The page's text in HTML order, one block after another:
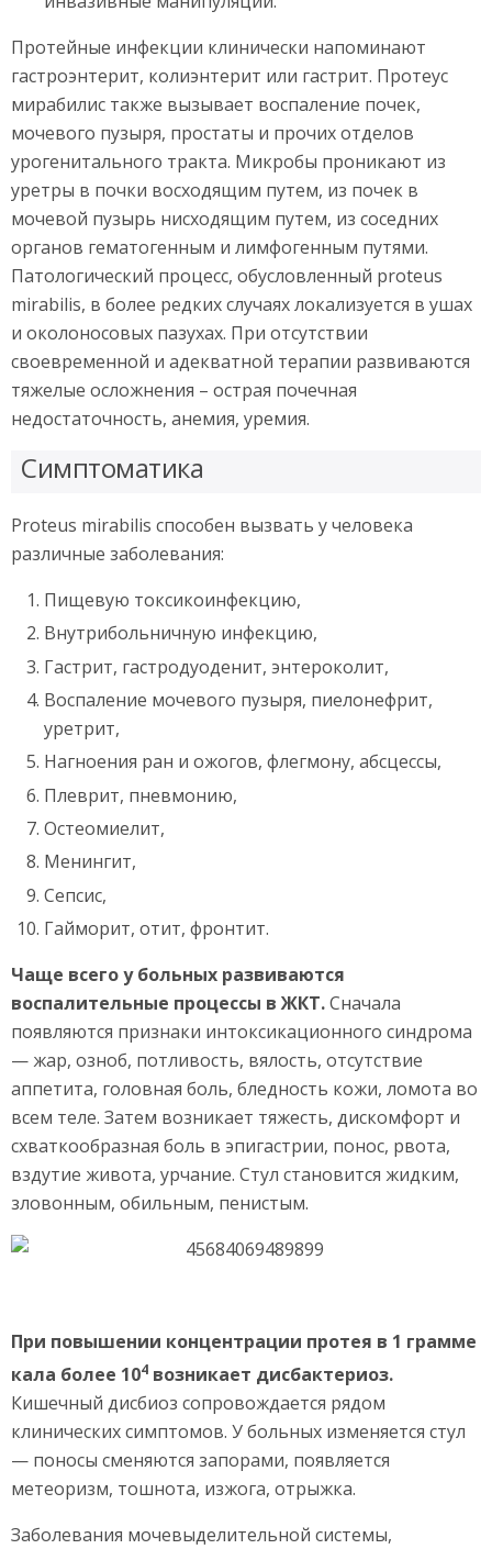
Протейные инфекции клинически напоминают
гастроэнтерит, колиэнтерит или гастрит. Протеус
мирабилис также вызывает воспаление почек,
мочевого пузыря, простаты и прочих отделов
урогенитального тракта. Микробы проникают из
уретры в почки восходящим путем, из почек в
мочевой пузырь нисходящим путем, из соседних
органов гематогенным и лимфогенным путями.
Патологический процесс, обусловленный proteus
mirabilis, в более редких случаях локализуется в ушах
и околоносовых пазухах. При отсутствии
своевременной и адекватной терапии развиваются
тяжелые осложнения – острая почечная
недостаточность, анемия, уремия.
Симптоматика
Proteus mirabilis способен вызвать у человека
различные заболевания:
Пищевую токсикоинфекцию,
Внутрибольничную инфекцию,
Гастрит, гастродуоденит, энтероколит,
Воспаление мочевого пузыря, пиелонефрит,
уретрит,
Нагноения ран и ожогов, флегмону, абсцессы,
Плеврит, пневмонию,
Остеомиелит,
Менингит,
Сепсис,
Гайморит, отит, фронтит.
Чаще всего у больных развиваются
воспалительные процессы в ЖКТ.Сначала
появляются признаки интоксикационного синдрома
— жар, озноб, потливость, вялость, отсутствие
аппетита, головная боль, бледность кожи, ломота во
всем теле. Затем возникает тяжесть, дискомфорт и
схваткообразная боль в эпигастрии, понос, рвота,
вздутие живота, урчание. Стул становится жидким,
зловонным, обильным, пенистым.
При повышении концентрации протея в 1 грамме
кала более 104 возникает дисбактериоз.
Кишечный дисбиоз сопровождается рядом
клинических симптомов. У больных изменяется стул
— поносы сменяются запорами, появляется
метеоризм, тошнота, изжога, отрыжка.
Заболевания мочевыделительной системы,